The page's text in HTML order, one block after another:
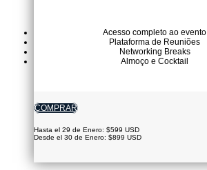
Acesso completo ao evento
Plataforma de Reuniões
Networking Breaks
Almoço e Cocktail
COMPRAR
Hasta el 29 de Enero: $599 USD
Desde el 30 de Enero: $899 USD